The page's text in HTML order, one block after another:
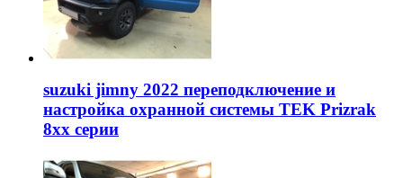
suzuki jimny 2022 переподключение и
настройка охранной системы TEK Prizrak
8xx серии